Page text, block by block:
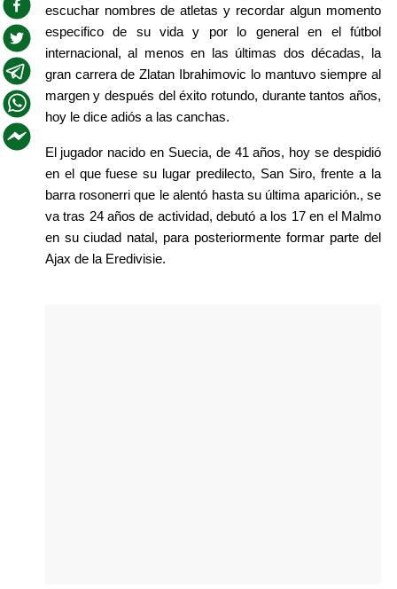
escuchar nombres de atletas y recordar algun momento
especifico de su vida y por lo general en el fútbol
internacional, al menos en las últimas dos décadas, la
gran carrera de Zlatan Ibrahimovic lo mantuvo siempre al
margen y después del éxito rotundo, durante tantos años,
hoy le dice adiós a las canchas.
El jugador nacido en Suecia, de 41 años, hoy se despidió
en el que fuese su lugar predilecto, San Siro, frente a la
barra rosonerri que le alentó hasta su última aparición., se
va tras 24 años de actividad, debutó a los 17 en el Malmo
en su ciudad natal, para posteriormente formar parte del
Ajax de la Eredivisie.